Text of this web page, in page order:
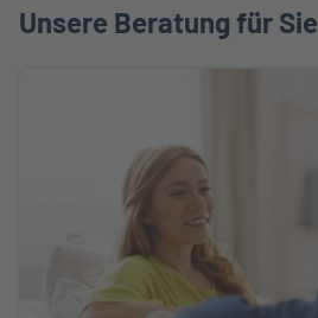
Unsere Beratung für Sie